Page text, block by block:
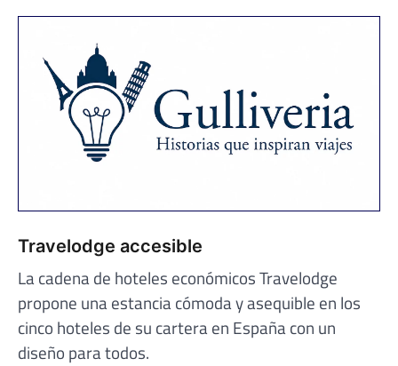
Travelodge accesible
La cadena de hoteles económicos Travelodge
propone una estancia cómoda y asequible en los
cinco hoteles de su cartera en España con un
diseño para todos.